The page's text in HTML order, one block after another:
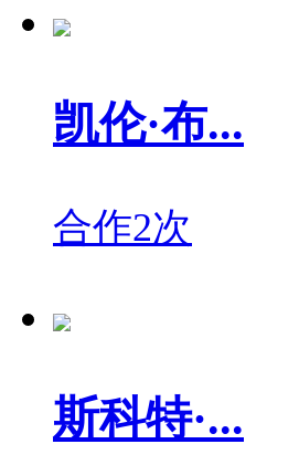
凯伦·布...
合作2次
斯科特·...